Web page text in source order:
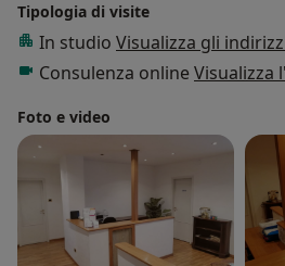
Tipologia di visite
In studio Visualizza gli
Consulenza online Visualizza
Foto e video